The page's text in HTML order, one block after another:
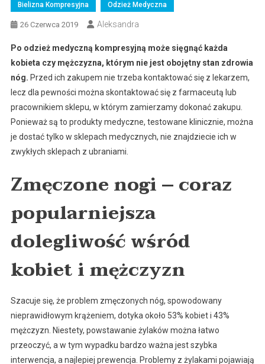
Bielizna Kompresyjna Odzież Medyczna
26 Czerwca 2019 Aleksandra
Po odzież medyczną kompresyjną może sięgnąć każda
kobieta czy mężczyzna, którym nie jest obojętny stan zdrowia
nóg. Przed ich zakupem nie trzeba kontaktować się z lekarzem,
lecz dla pewności można skontaktować się z farmaceutą lub
pracownikiem sklepu, w którym zamierzamy dokonać zakupu.
Ponieważ są to produkty medyczne, testowane klinicznie, można
je dostać tylko w sklepach medycznych, nie znajdziecie ich w
zwykłych sklepach z ubraniami.
Zmęczone nogi – coraz
popularniejsza
dolegliwość wśród
kobiet i mężczyzn
Szacuje się, że problem zmęczonych nóg, spowodowany
nieprawidłowym krążeniem, dotyka około 53% kobiet i 43%
mężczyzn. Niestety, powstawanie żylaków można łatwo
przeoczyć, a w tym wypadku bardzo ważna jest szybka
interwencja, a najlepiej prewencja. Problemy z żylakami pojawiają